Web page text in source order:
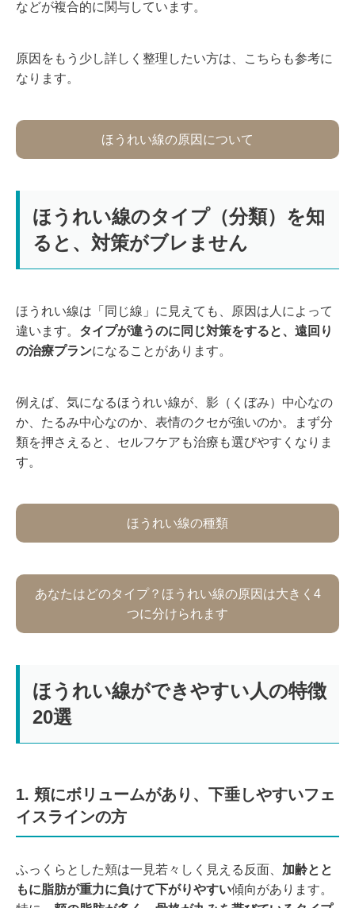
などが複合的に関与しています。
原因をもう少し詳しく整理したい方は、こちらも参考に
なります。
ほうれい線の原因について
ほうれい線のタイプ（分類）を知
ると、対策がブレません
ほうれい線は「同じ線」に見えても、原因は人によって
違います。 タイプが違うのに同じ対策をすると、遠回り
の治療プランになることがあります。
例えば、気になるほうれい線が、影（くぼみ）中心なの
か、たるみ中心なのか、表情のクセが強いのか。まず分
類を押さえると、セルフケアも治療も選びやすくなりま
す。
ほうれい線の種類
あなたはどのタイプ？ほうれい線の原因は大きく4
つに分けられます
ほうれい線ができやすい人の特徴
20選
1. 頬にボリュームがあり、下垂しやすいフェ
イスラインの方
ふっくらとした頬は一見若々しく見える反面、 加齢とと
もに脂肪が重力に負けて下がりやすい傾向があります。